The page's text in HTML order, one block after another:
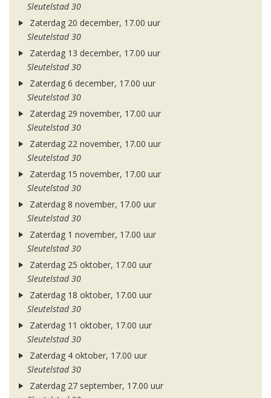
Sleutelstad 30
Zaterdag 20 december, 17.00 uur
Sleutelstad 30
Zaterdag 13 december, 17.00 uur
Sleutelstad 30
Zaterdag 6 december, 17.00 uur
Sleutelstad 30
Zaterdag 29 november, 17.00 uur
Sleutelstad 30
Zaterdag 22 november, 17.00 uur
Sleutelstad 30
Zaterdag 15 november, 17.00 uur
Sleutelstad 30
Zaterdag 8 november, 17.00 uur
Sleutelstad 30
Zaterdag 1 november, 17.00 uur
Sleutelstad 30
Zaterdag 25 oktober, 17.00 uur
Sleutelstad 30
Zaterdag 18 oktober, 17.00 uur
Sleutelstad 30
Zaterdag 11 oktober, 17.00 uur
Sleutelstad 30
Zaterdag 4 oktober, 17.00 uur
Sleutelstad 30
Zaterdag 27 september, 17.00 uur